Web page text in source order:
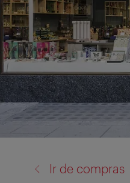
Ir de compras